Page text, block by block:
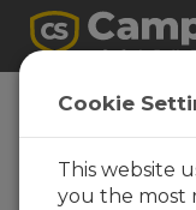
Realizar
consulta
Formularios
Campbell
Cookie
This website
you the most